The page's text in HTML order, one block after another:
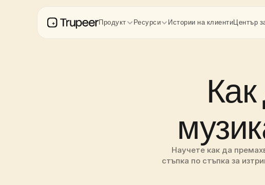
Научете как да
стъпка по стъпка за
Продукт Ресурси Истории на клиентиЦентър